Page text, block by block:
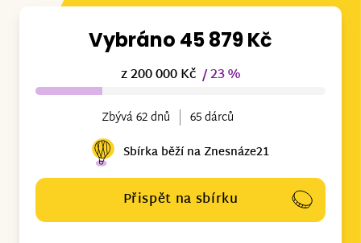
Vybráno 45 879 Kč
z 200 000 Kč / 23 %
Zbývá 62 dnů
65 dárců
Sbírka běží na Znesnáze21
Přispět na sbírku